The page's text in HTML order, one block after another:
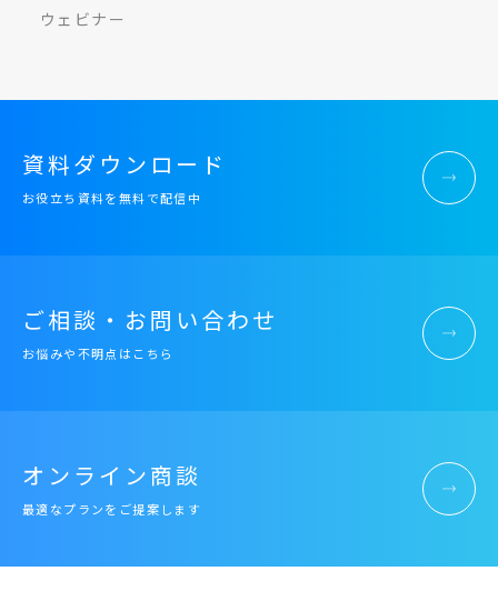
ウェビナー
資料ダウンロード
お役立ち資料を無料で配信中
ご相談・お問い合わせ
お悩みや不明点はこちら
オンライン商談
最適なプランをご提案します